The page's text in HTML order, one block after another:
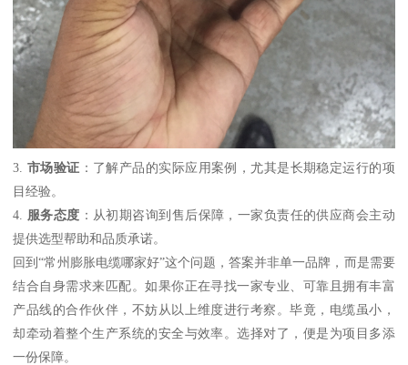
3. 市场验证 ：了解产品的实际应用案例，尤其是长期稳定运行的项
目经验。
4. 服务态度 ：从初期咨询到售后保障，一家负责任的供应商会主动
提供选型帮助和品质承诺。
回到“常州膨胀电缆哪家好”这个问题，答案并非单一品牌，而是需要
结合自身需求来匹配。如果你正在寻找一家专业、可靠且拥有丰富
产品线的合作伙伴，不妨从以上维度进行考察。毕竟，电缆虽小，
却牵动着整个生产系统的安全与效率。选择对了，便是为项目多添
一份保障。